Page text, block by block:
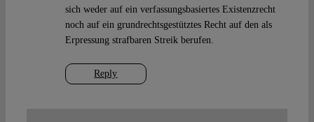
Reply
sich weder auf ein verfassungsbasiertes Existenzrecht
noch auf ein grundrechtsgestütztes Recht auf den als
Erpressung strafbaren Streik berufen.